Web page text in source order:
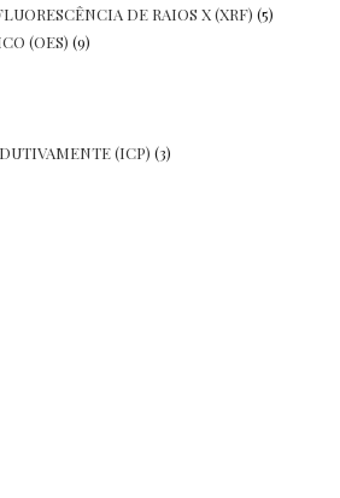
produtos
DE RAIOS X (XRF) 55
(OES) 99
(ICP) 33